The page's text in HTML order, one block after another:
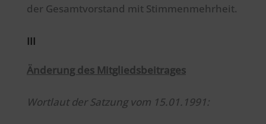
der Gesamtvorstand mit Stimmenmehrheit.
III
Änderung des Mitgliedsbeitrages
Wortlaut der Satzung vom 15.01.1991: